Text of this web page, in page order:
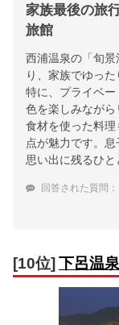
家族最後の旅
旅館
西浦温泉の「旬
り、家族でゆっ
特に、プライベ
色を楽しみなが
食材を使った料
点が魅力です。息
思い出に残るひと
回答された質問：
[10位]下呂温